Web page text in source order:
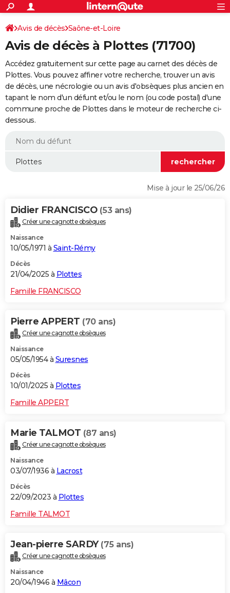
ACTUALITÉS
Politique
Société
Faits Divers
Education
Monde
Villes
+
SPORT
Coupe du monde 2026
Football
Tennis
Cyclisme
Rugby
Forum
Programme TV
TNT
Streaming
Cinéma
Sorties cinéma
Musique
+
FINANCE
Retraite
Epargne
Immobilier
Risques naturels par ville
Assurance
AUTO
Essais
Réserver un essai
Citadines
Berlines
SUV
Forum auto
+
HIGH-TECH
BRICOLAGE
WEEK-END
Alimentation
Guide de la santé
Maladies
Médicaments
Sommeil
VOYAGE
Destinations
City break
Voyage nature
Voyage de noces
Forum
Climat
+PHOTO
GUIDES D'ACHAT
Carte de Noël
Carte Bonne année
Carte Saint-Valentin
Carte Pâques
Carte d'anniversaire
DICTIONNAIRE
Dictionnaire
Biographies
Citations
Expressions
Proverbes
PROGRAMME TV
S'inscrire
Se connecter
Lycées
Collèges
Primaires
Universités
Entreprises
Service militaire
Avis de recherche
AVIS DE DÉCÈS
FORUM
Bricolage
Lifestyle
Culture
Television
Voyage
S'inscrire
Connexion
Avis de décès Saône-et-Loire
Avis de décès à Plottes (71700)
Accédez gratuitement sur cette page au carnet des décès de
Plottes. Vous pouvez affiner votre recherche, trouver un avis
de décès, une nécrologie ou un avis d'obsèques plus ancien en
tapant le nom d'un défunt et/ou le nom (ou code postal) d'une
commune proche de Plottes dans le moteur de recherche ci-
dessous.
Mise à jour le 25/06/26
Didier FRANCISCO (53 ans)
Créer une cagnotte obsèques
Naissance
10/05/1971 à Saint-Rémy
Décès
21/04/2025 à Plottes
Famille FRANCISCO
Pierre APPERT (70 ans)
Créer une cagnotte obsèques
Naissance
05/05/1954 à Suresnes
Décès
10/01/2025 à Plottes
Famille APPERT
Marie TALMOT (87 ans)
Créer une cagnotte obsèques
Naissance
03/07/1936 à Lacrost
Décès
22/09/2023 à Plottes
Famille TALMOT
Jean-pierre SARDY (75 ans)
Créer une cagnotte obsèques
Naissance
20/04/1946 à Mâcon